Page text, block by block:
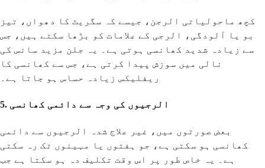
کچھ ماحولیاتی الرجن، جیسے کہ سگریٹ کا دھواں، تیز
بو یا آلودگی، الرجی کے علامات کو بڑھا سکتے ہیں، جس
سے زیادہ شدید کھانسی ہوتی ہے۔ یہ جلن مزید سانس کی
نالی میں سوزش پیدا کرتی ہے، جس سے کھانسی کا
ریفلیکس زیادہ حساس ہو جاتا ہے۔
5. الرجیوں کی وجہ سے دائمی کھانسی
بعض صورتوں میں، غیر علاج شدہ الرجیوں سے دائمی
کھانسی ہو سکتی ہے، جو ہفتوں یا مہینوں تک رہ سکتی
ہے۔ یہ خاص طور پر اس وقت تکلیف دہ ہو سکتا ہے جب